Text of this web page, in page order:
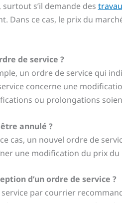
s’il demande des
Dans ce cas, le prix du
de service ?
un ordre de service qui
concerne une
ou prolongations
annulé ?
cas, un nouvel ordre de
une modification du prix
d’un ordre de service ?
par courrier